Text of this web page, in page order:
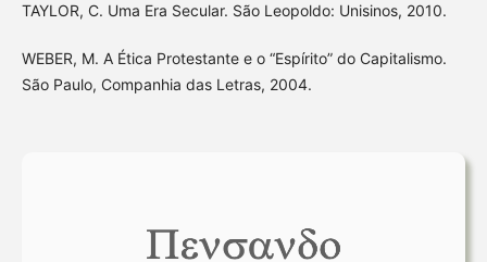
TAYLOR, C. Uma Era Secular. São Leopoldo: Unisinos, 2010.
WEBER, M. A Ética Protestante e o “Espírito” do Capitalismo.
São Paulo, Companhia das Letras, 2004.